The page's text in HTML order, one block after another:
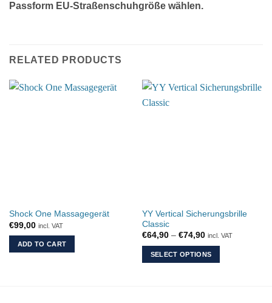
Passform EU-Straßenschuhgröße wählen.
RELATED PRODUCTS
Shock One Massagegerät
€99,00 incl. VAT
ADD TO CART
YY Vertical Sicherungsbrille
Classic
€64,90 – €74,90Price
€64,90
through
incl. VAT
SELECT OPTIONS